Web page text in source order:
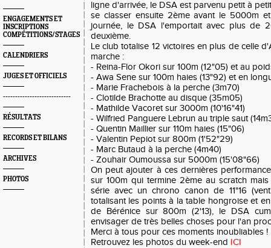
ENGAGEMENTS ET
INSCRIPTIONS
COMPÉTITIONS/STAGES
CALENDRIERS
JUGES ET OFFICIELS
----------------------------
RÉSULTATS
RECORDS ET BILANS
ARCHIVES
PHOTOS
ligne d'arrivée, le DSA est parvenu petit à
se classer ensuite 2ème avant le 5000m
journée, le DSA l'emportait avec plus de
deuxième.
Le club totalise 12 victoires en plus de celle
marche :
- Reina-Flor Okori sur 100m (12"05) et au
- Awa Sene sur 100m haies (13"92) et en
- Marie Frachebois à la perche (3m70)
- Clotilde Brachotte au disque (35m05)
- Mathilde Vacoret sur 3000m (10'16"41)
- Wilfried Panguere Lebrun au triple saut
- Quentin Maillier sur 110m haies (15"06)
- Valentin Pepiot sur 800m (1'52"29)
- Marc Butaud à la perche (4m40)
- Zouhair Oumoussa sur 5000m (15'08"66)
On peut ajouter à ces dernières
sur 100m qui termine 2ème au scratch
série avec un chrono canon de 11"16
totalisant les points à la table hongroise et
de Bérénice sur 800m (2'13), le DSA
envisager de très belles choses pour l'an
Merci à tous pour ces moments inoubliables !
Retrouvez les photos du week-end ICI